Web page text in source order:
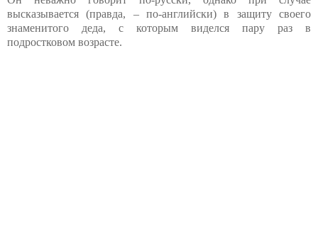
высказывается (правда, – по-английски) в защиту своего
знаменитого деда, с которым виделся пару раз в
подростковом возрасте.